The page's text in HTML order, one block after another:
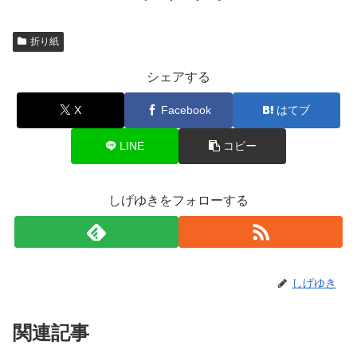
折り紙
シェアする
X Facebook はてブ
LINE コピー
しげゆきをフォローする
しげゆき
関連記事